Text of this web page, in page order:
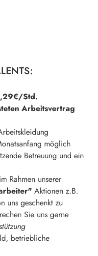
Std.
Arbeitsvertrag
möglich
Betreuung und ein
Rahmen unserer
Aktionen z.B.
uns geschenkt zu
Sie uns gerne
betriebliche